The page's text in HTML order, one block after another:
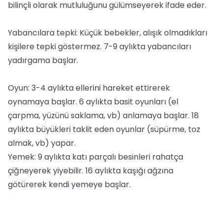
bilinçli olarak mutluluğunu gülümseyerek ifade eder.
Yabancılara tepki: Küçük bebekler, alışık olmadıkları
kişilere tepki göstermez. 7-9 aylıkta yabancıları
yadırgama başlar.
Oyun: 3-4 aylıkta ellerini hareket ettirerek
oynamaya başlar. 6 aylıkta basit oyunları (el
çarpma, yüzünü saklama, vb) anlamaya başlar. 18
aylıkta büyükleri taklit eden oyunlar (süpürme, toz
almak, vb) yapar.
Yemek: 9 aylıkta katı parçalı besinleri rahatça
çiğneyerek yiyebilir. 16 aylıkta kaşığı ağzına
götürerek kendi yemeye başlar.